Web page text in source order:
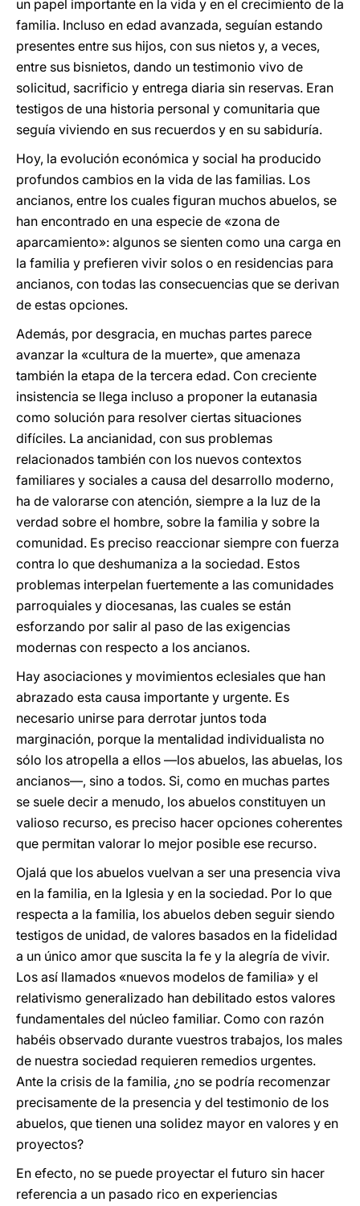
un papel importante en la vida y en el crecimiento de la
familia. Incluso en edad avanzada, seguían estando
presentes entre sus hijos, con sus nietos y, a veces,
entre sus bisnietos, dando un testimonio vivo de
solicitud, sacrificio y entrega diaria sin reservas. Eran
testigos de una historia personal y comunitaria que
seguía viviendo en sus recuerdos y en su sabiduría.
Hoy, la evolución económica y social ha producido
profundos cambios en la vida de las familias. Los
ancianos, entre los cuales figuran muchos abuelos, se
han encontrado en una especie de «zona de
aparcamiento»: algunos se sienten como una carga en
la familia y prefieren vivir solos o en residencias para
ancianos, con todas las consecuencias que se derivan
de estas opciones.
Además, por desgracia, en muchas partes parece
avanzar la «cultura de la muerte», que amenaza
también la etapa de la tercera edad. Con creciente
insistencia se llega incluso a proponer la eutanasia
como solución para resolver ciertas situaciones
difíciles. La ancianidad, con sus problemas
relacionados también con los nuevos contextos
familiares y sociales a causa del desarrollo moderno,
ha de valorarse con atención, siempre a la luz de la
verdad sobre el hombre, sobre la familia y sobre la
comunidad. Es preciso reaccionar siempre con fuerza
contra lo que deshumaniza a la sociedad. Estos
problemas interpelan fuertemente a las comunidades
parroquiales y diocesanas, las cuales se están
esforzando por salir al paso de las exigencias
modernas con respecto a los ancianos.
Hay asociaciones y movimientos eclesiales que han
abrazado esta causa importante y urgente. Es
necesario unirse para derrotar juntos toda
marginación, porque la mentalidad individualista no
sólo los atropella a ellos —los abuelos, las abuelas, los
ancianos—, sino a todos. Si, como en muchas partes
se suele decir a menudo, los abuelos constituyen un
valioso recurso, es preciso hacer opciones coherentes
que permitan valorar lo mejor posible ese recurso.
Ojalá que los abuelos vuelvan a ser una presencia viva
en la familia, en la Iglesia y en la sociedad. Por lo que
respecta a la familia, los abuelos deben seguir siendo
testigos de unidad, de valores basados en la fidelidad
a un único amor que suscita la fe y la alegría de vivir.
Los así llamados «nuevos modelos de familia» y el
relativismo generalizado han debilitado estos valores
fundamentales del núcleo familiar. Como con razón
habéis observado durante vuestros trabajos, los males
de nuestra sociedad requieren remedios urgentes.
Ante la crisis de la familia, ¿no se podría recomenzar
precisamente de la presencia y del testimonio de los
abuelos, que tienen una solidez mayor en valores y en
proyectos?
En efecto, no se puede proyectar el futuro sin hacer
referencia a un pasado rico en experiencias